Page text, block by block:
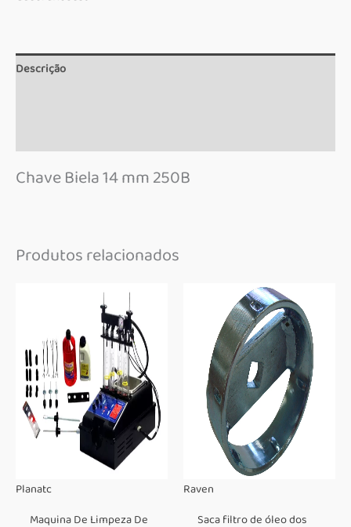
Descrição
Chave Biela 14 mm 250B
Produtos relacionados
Planatc
Maquina De Limpeza De
Raven
Saca filtro de óleo dos